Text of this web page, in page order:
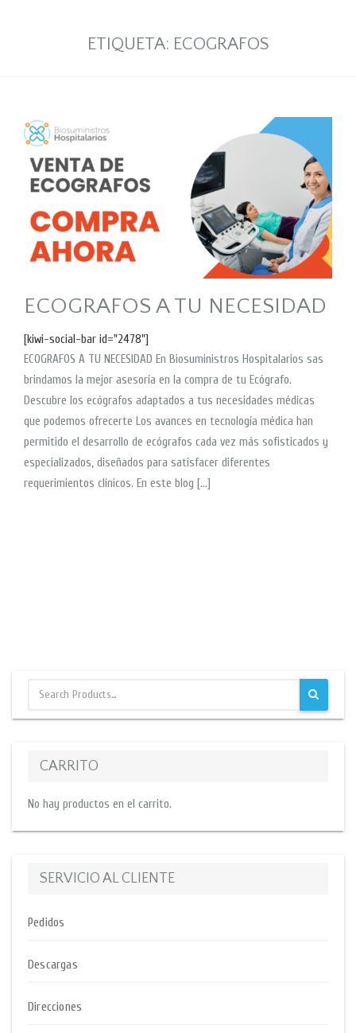
ETIQUETA: ECOGRAFOS
ECOGRAFOS A TU NECESIDAD
[kiwi-social-bar id="2478"]
ECOGRAFOS A TU NECESIDAD En Biosuministros Hospitalarios sas
brindamos la mejor asesoría en la compra de tu Ecógrafo.
Descubre los ecógrafos adaptados a tus necesidades médicas
que podemos ofrecerte Los avances en tecnología médica han
permitido el desarrollo de ecógrafos cada vez más sofisticados y
especializados, diseñados para satisfacer diferentes
requerimientos clínicos. En este blog […]
CARRITO
No hay productos en el carrito.
SERVICIO AL CLIENTE
Pedidos
Descargas
Direcciones